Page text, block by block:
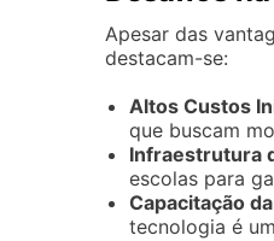
Apesar das
destacam-se:
Altos Custos
que buscam
Infraestrutura
escolas para
Capacitação
tecnologia é